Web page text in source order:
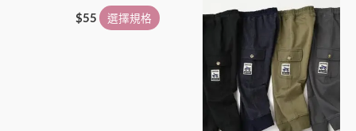
$55 選擇規格 頁
頁
選
擇
項